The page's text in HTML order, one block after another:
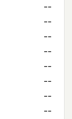
--
--
--
--
--
--
--
--